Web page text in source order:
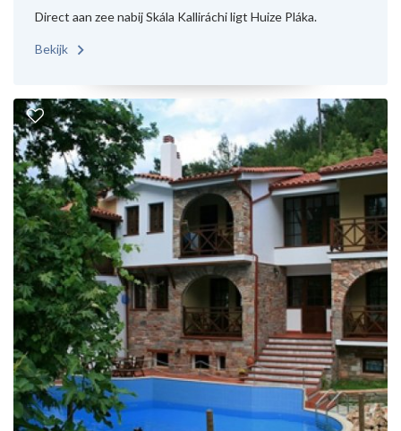
Direct aan zee nabij Skála Kalliráchi ligt Huize Pláka.
Bekijk